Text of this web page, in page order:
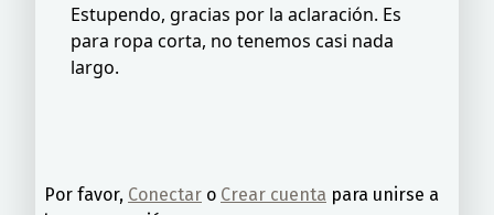
Estupendo, gracias por la aclaración. Es
para ropa corta, no tenemos casi nada
largo.
Por favor, Conectar o Crear cuenta para unirse a